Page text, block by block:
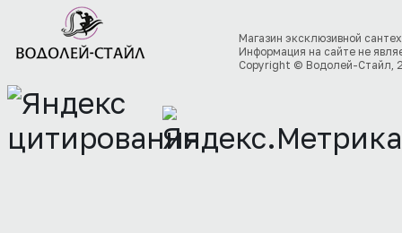
Магазин эксклюзивной
Информация на сайте не
Copyright © Водолей-Стайл,